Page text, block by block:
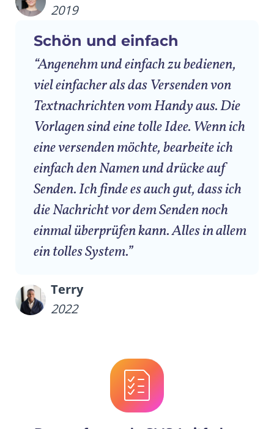
2019
Schön und einfach
“Angenehm und einfach zu bedienen,
viel einfacher als das Versenden von
Textnachrichten vom Handy aus. Die
Vorlagen sind eine tolle Idee. Wenn ich
eine versenden möchte, bearbeite ich
einfach den Namen und drücke auf
Senden. Ich finde es auch gut, dass ich
die Nachricht vor dem Senden noch
einmal überprüfen kann. Alles in allem
ein tolles System.”
Terry
2022